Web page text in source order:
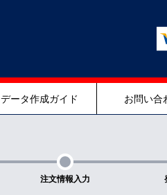
データ作成ガイド お問い合
注文情報入力